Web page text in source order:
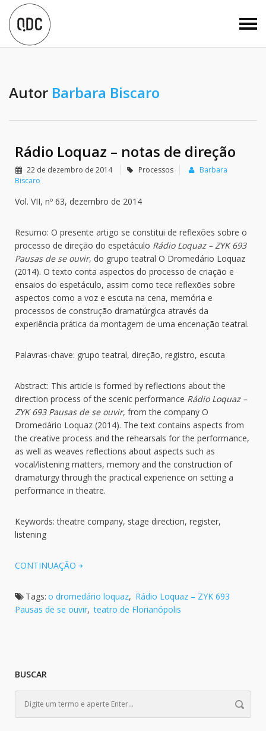
Autor Barbara Biscaro
Rádio Loquaz – notas de direção
22 de dezembro de 2014 Processos
Barbara
Biscaro
Vol. VII, nº 63, dezembro de 2014
Resumo: O presente artigo se constitui de reflexões sobre o
processo de direção do espetáculo Rádio Loquaz – ZYK 693
Pausas de se ouvir, do grupo teatral O Dromedário Loquaz
(2014). O texto conta aspectos do processo de criação e
ensaios do espetáculo, assim como tece reflexões sobre
aspectos como a voz e escuta na cena, memória e
processos de construção dramatúrgica através da
experiência prática da montagem de uma encenação teatral.
Palavras-chave: grupo teatral, direção, registro, escuta
Abstract: This article is formed by reflections about the
direction process of the scenic performance Rádio Loquaz –
ZYK 693 Pausas de se ouvir, from the company O
Dromedário Loquaz (2014). The text contains aspects from
the creative process and the rehearsals for the performance,
as well as weaves reflections about aspects such as
vocal/listening matters, memory and the construction of
dramaturgy through the practical experience on setting a
performance in theatre.
Keywords: theatre company, stage direction, register,
listening
CONTINUAÇÃO
Tags: o dromedário loquaz, Rádio Loquaz – ZYK 693
Pausas de se ouvir, teatro de Florianópolis
BUSCAR